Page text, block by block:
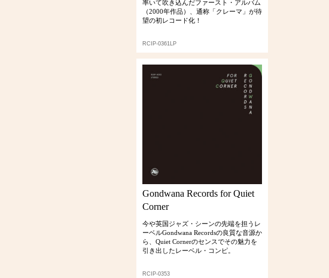
率いて吹き込んだファースト・アルバム
（2000年作品）、通称「クレーマ」が待
望の初レコード化！
RCIP-0361LP
Gondwana Records for Quiet
Corner
今や英国ジャズ・シーンの先端を担うレ
ーベルGondwana Recordsの良質な音源か
ら、Quiet Cornerのセンスでその魅力を
引き出したレーベル・コンピ。
RCIP-0353